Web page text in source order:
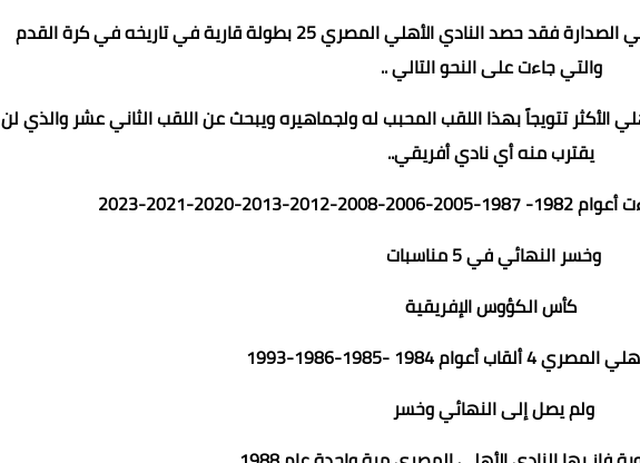
63 بطولة في كافة الألعاب الجماعية جعلته في الصدارة فقد حصد النادي الأهلي المصري 25 بطولة قارية في تاريخه في كرة القدم
والتي جاءت على النحو التالي ..
النادي الأهلي الأكثر تتويجاً بهذا اللقب المحبب له ولجماهيره ويبحث عن اللقب الثاني عشر والذي لن
يقترب منه أي نادي أفريقي..
وخسر النهائي في 5 مناسبات
كأس الكؤوس الإفريقية
أعوام 1984 -1985-1986-1993
ولم يصل إلى النهائي وخسر